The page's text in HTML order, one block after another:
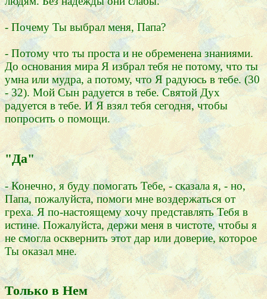
- Почему Ты выбрал меня, Папа?
- Потому что ты проста и не обременена знаниями.
До основания мира Я избрал тебя не потому, что ты
умна или мудра, а потому, что Я радуюсь в тебе. (30
- 32). Мой Сын радуется в тебе. Святой Дух
радуется в тебе. И Я взял тебя сегодня, чтобы
попросить о помощи.
"Да"
- Конечно, я буду помогать Тебе, - сказала я, - но,
Папа, пожалуйста, помоги мне воздержаться от
греха. Я по-настоящему хочу представлять Тебя в
истине. Пожалуйста, держи меня в чистоте, чтобы я
не смогла осквернить этот дар или доверие, которое
Ты оказал мне.
Только в Нем